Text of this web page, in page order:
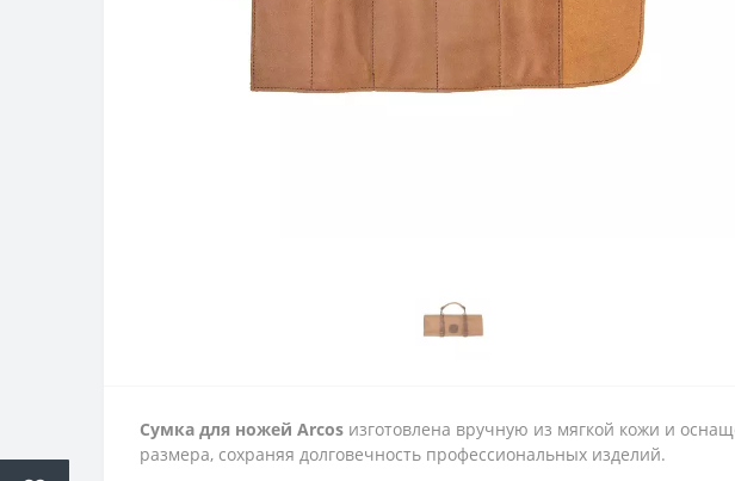
Сумка для ножей Arcos изготовлена вручную из мягкой кожи и
размера, сохраняя долговечность профессиональных изделий.